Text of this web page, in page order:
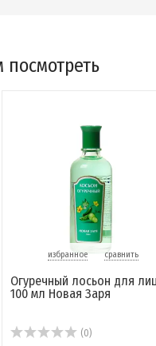
избранное сравнить
Огуречный лосьон для
100 мл Новая Заря
(0)